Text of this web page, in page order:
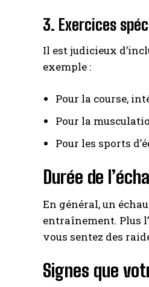
3. Exercices
Il est judicieux
exemple :
Pour la course,
Pour la
Pour les sports
Durée de
En général, un
entraînement. Plus
vous sentez des
Signes que